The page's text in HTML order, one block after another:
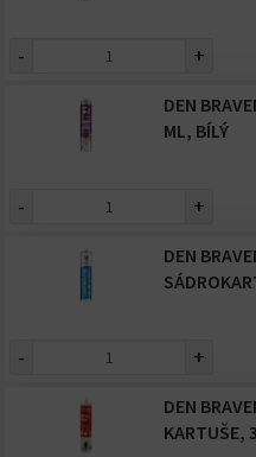
- +
DEN
ML, BÍLÝ
- +
DEN
- +
DEN
KARTUŠE,